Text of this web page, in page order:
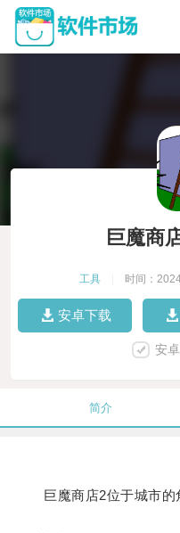
巨魔商
工具 时间：
安卓下载
安
简介
巨魔商店2位于城市的